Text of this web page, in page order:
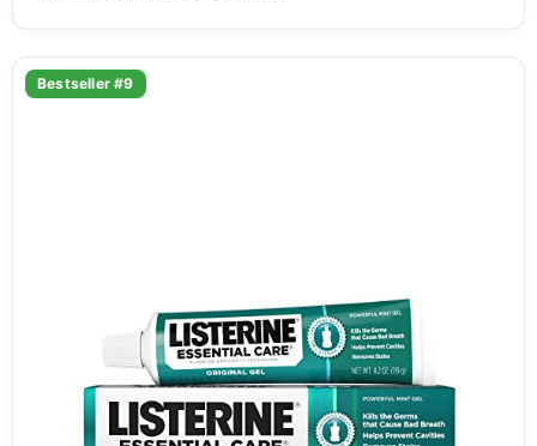
Bestseller #9